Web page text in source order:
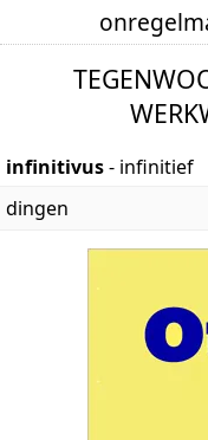
infinitivus- infinitief
dingen